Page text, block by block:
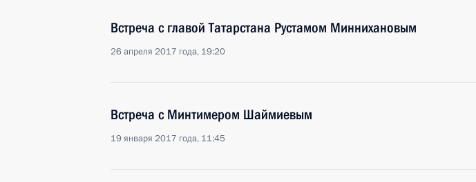
Встреча с главой Татарстана Рустамом Миннихановым
26 апреля 2017 года, 19:20
Встреча с Минтимером Шаймиевым
19 января 2017 года, 11:45